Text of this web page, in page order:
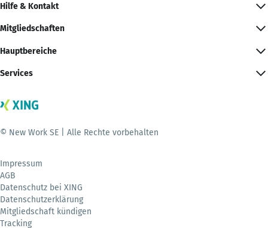
Hilfe & Kontakt
Mitgliedschaften
Hauptbereiche
Services
© New Work SE | Alle Rechte vorbehalten
Impressum
AGB
Datenschutz bei XING
Datenschutzerklärung
Mitgliedschaft kündigen
Tracking